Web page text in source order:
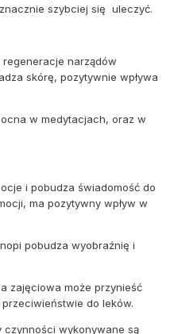
szybciej się uleczyć.
regeneracje narządów
skórę, pozytywnie wpływa
w medytacjach, oraz w
i pobudza świadomość do
ma pozytywny wpływ w
pobudza wyobraźnię i
zajęciowa może przynieść
do leków.
czynności wykonywane są